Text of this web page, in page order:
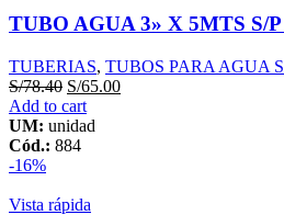
TUBO AGUA 3» X 5MTS S/
TUBERIAS, TUBOS PARA AGUA
S/78.40 S/65.00
Add to cart
UM: unidad
Cód.: 884
-16%
Vista rápida